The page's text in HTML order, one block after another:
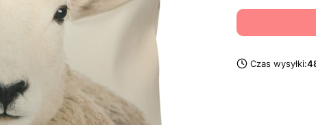
Czas wysyłki: